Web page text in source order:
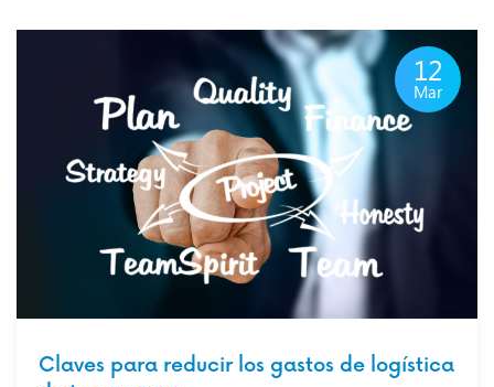
12
Mar
Claves para reducir los gastos de logística